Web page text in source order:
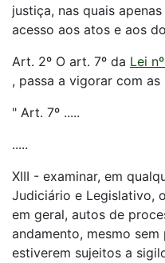
justiça, nas quais
acesso aos atos e aos
Art. 2º O art. 7º da Lei
, passa a vigorar com
" Art. 7º .....
.....
XIII - examinar, em
Judiciário e Legislativo,
em geral, autos de
andamento, mesmo
estiverem sujeitos a